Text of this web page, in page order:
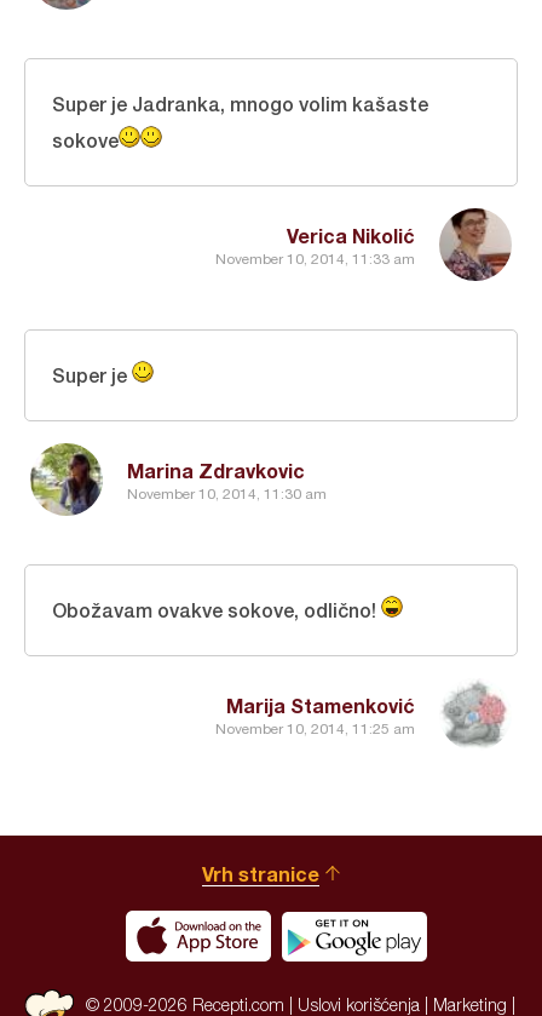
Verica Nikolić
November 10, 2014, 11:33 am
Super je Jadranka, mnogo volim kašaste
sokove
Marina Zdravkovic
November 10, 2014, 11:30 am
Super je
Marija Stamenković
November 10, 2014, 11:25 am
Obožavam ovakve sokove, odlično!
Vrh stranice
© 2009-2026 Recepti.com | Uslovi korišćenja Marketing